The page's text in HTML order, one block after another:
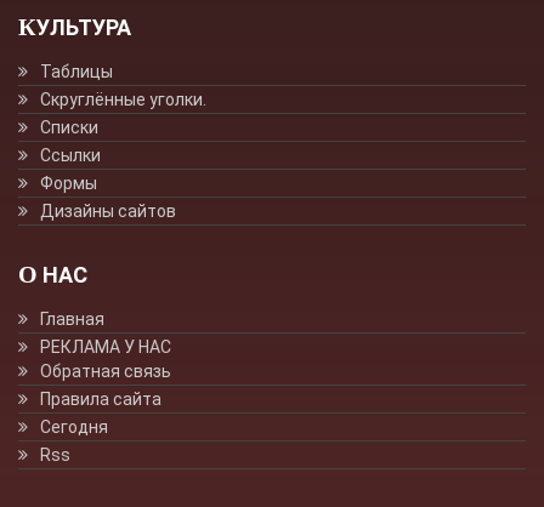
КУЛЬТУРА
Таблицы
Скруглённые уголки.
Списки
Ссылки
Формы
Дизайны сайтов
О НАС
Главная
РЕКЛАМА У НАС
Обратная связь
Правила сайта
Сегодня
Rss